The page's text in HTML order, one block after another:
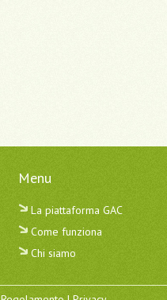
Menu
La piattaforma GAC
Come funziona
Chi siamo